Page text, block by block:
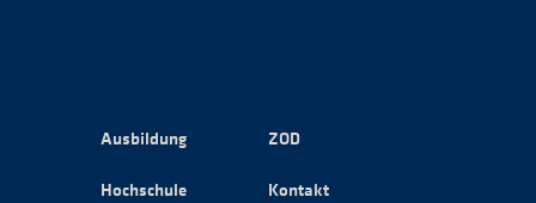
Ausbildung
Hochschule
ZOD
Kontakt